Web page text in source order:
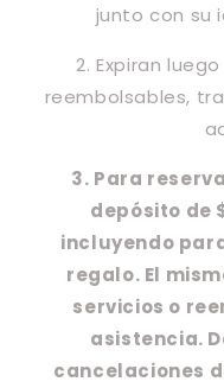
junto con su
2. Expiran
reembolsables,
3. Para
depósito de
incluyendo
regalo. El
servicios o
asistencia.
cancelaciones